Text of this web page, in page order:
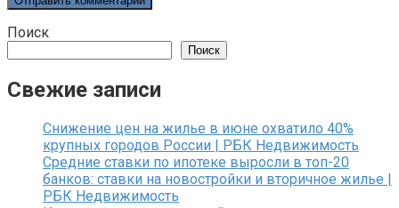
Поиск
Поиск
Свежие записи
Снижение цен на жилье в июне охватило 40%
крупных городов России | РБК Недвижимость
Средние ставки по ипотеке выросли в топ-20
банков: ставки на новостройки и вторичное жилье |
РБК Недвижимость